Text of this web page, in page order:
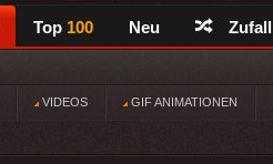
Top 100 Neu Zufall
VIDEOS GIF ANIMATIONEN